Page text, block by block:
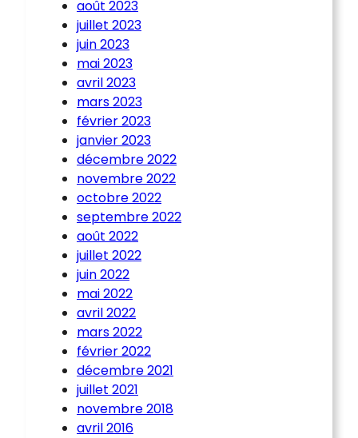
août 2023
juillet 2023
juin 2023
mai 2023
avril 2023
mars 2023
février 2023
janvier 2023
décembre 2022
novembre 2022
octobre 2022
septembre 2022
août 2022
juillet 2022
juin 2022
mai 2022
avril 2022
mars 2022
février 2022
décembre 2021
juillet 2021
novembre 2018
avril 2016